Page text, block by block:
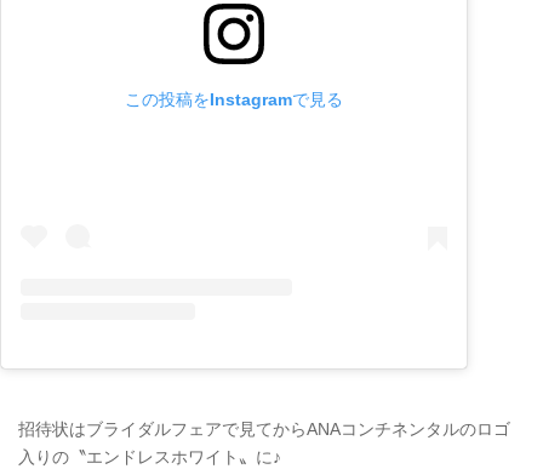
この投稿をInstagramで見る
招待状はブライダルフェアで見てからANAコンチネンタルのロゴ
入りの〝エンドレスホワイト〟に♪